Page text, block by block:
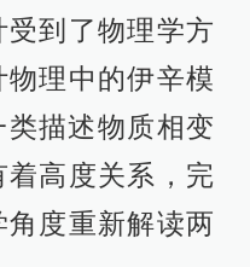
到了物理学方
理中的伊辛模
描述物质相变
高度关系，完
度重新解读两